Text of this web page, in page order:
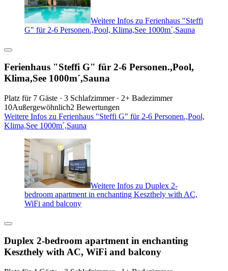
Weitere Infos zu Ferienhaus "Steffi
G" für 2-6 Personen.,Pool, Klima,See 1000m´,Sauna
Ferienhaus "Steffi G" für 2-6 Personen.,Pool,
Klima,See 1000m´,Sauna
Platz für 7 Gäste · 3 Schlafzimmer · 2+ Badezimmer
10Außergewöhnlich2 Bewertungen
Weitere Infos zu Ferienhaus "Steffi G" für 2-6 Personen.,Pool,
Klima,See 1000m´,Sauna
Weitere Infos zu Duplex 2-
bedroom apartment in enchanting Keszthely with AC,
WiFi and balcony
Duplex 2-bedroom apartment in enchanting
Keszthely with AC, WiFi and balcony